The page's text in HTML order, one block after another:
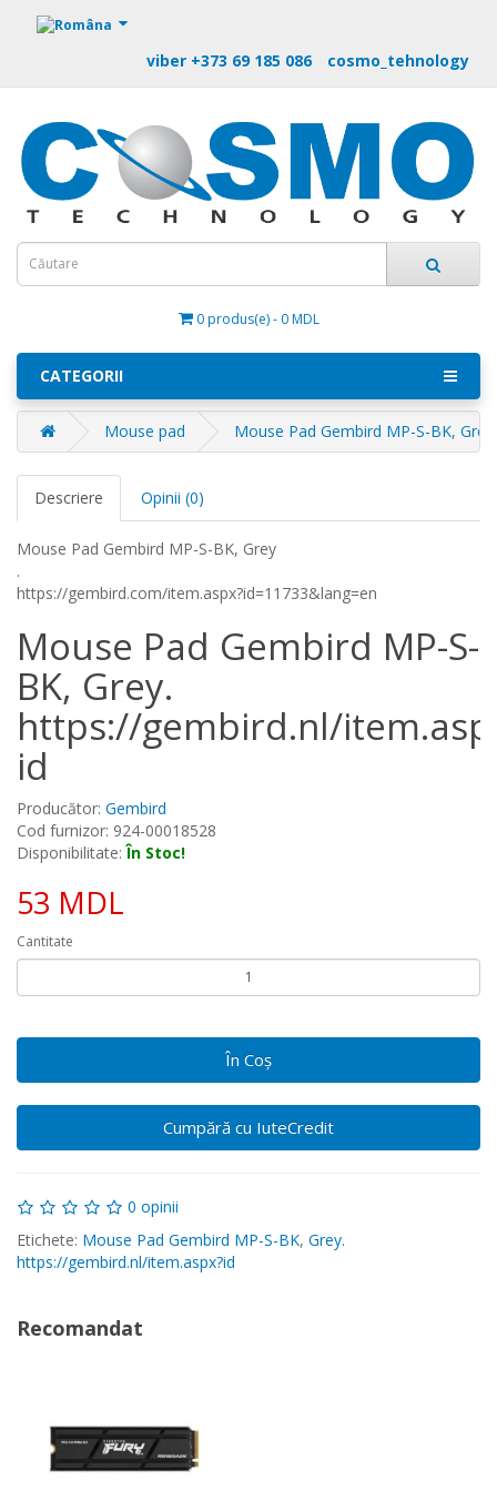
https://m9.by
viber +373 69 185 086 cosmo_tehnology
0 produs(e) - 0 MDL
CATEGORII
Mouse pad Mouse Pad Gembird MP-S-BK,
Descriere Opinii (0)
Mouse Pad Gembird MP-S-BK, Grey
.
https://gembird.com/item.aspx?id=11733&lang=en
Mouse Pad Gembird MP-S-
BK, Grey.
https://gembird.nl/
id
Producător: Gembird
Cod furnizor: 924-00018528
Disponibilitate:În Stoc!
53 MDL
Cantitate
În Coş
Cumpără cu IuteCredit
0 opinii
Etichete: Mouse Pad Gembird MP-S-BK, Grey.
https://gembird.nl/item.aspx?id
Recomandat